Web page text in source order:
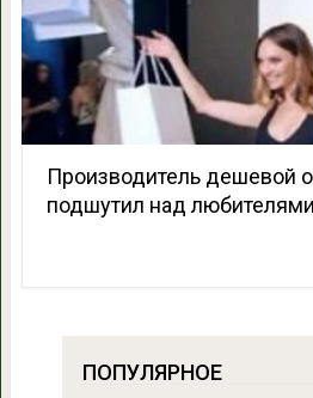
Производитель дешевой
подшутил над
ПОПУЛЯРНОЕ